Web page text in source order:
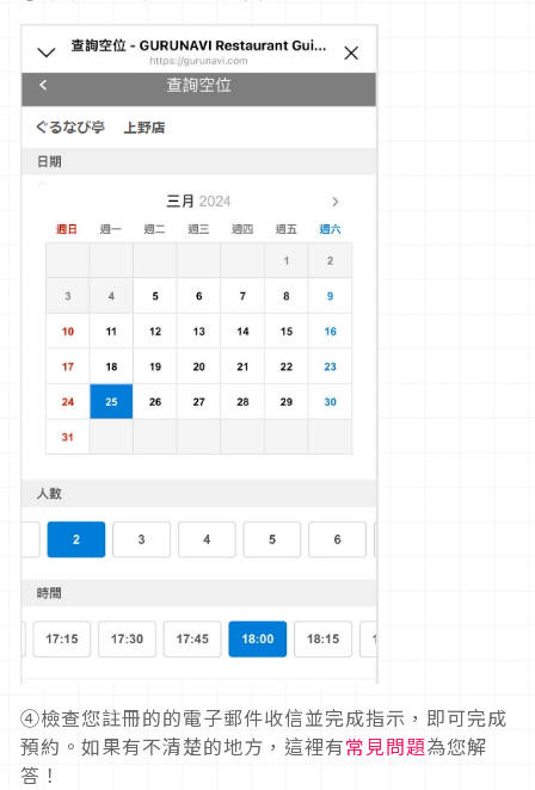
④檢查您註冊的的電子郵件收信並完成指示，即可完成
預約。如果有不清楚的地方，這裡有常見問題為您解
答！